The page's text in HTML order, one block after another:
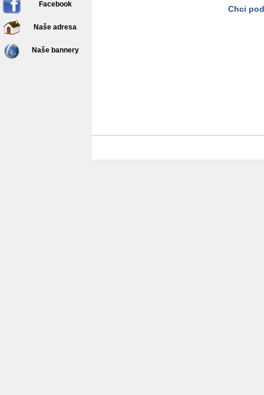
Facebook
Naše adresa
Naše bannery
Chci